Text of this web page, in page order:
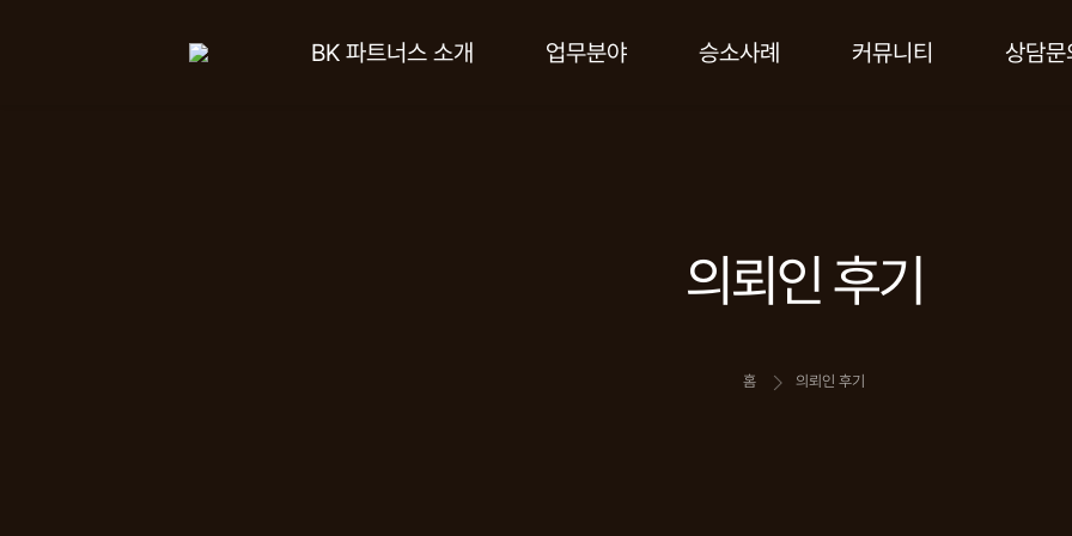
BK 파트너스 소개 업무분야 승소사례 커뮤니티 상담문
의뢰인 후기
홈 의뢰인 후기